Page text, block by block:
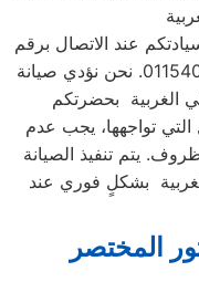
عند الاتصال برقم
خدمة كلفينيتور الموحَّد، وهو 01154008110. نحن نؤدي صيانة
تواجهها، يجب عدم
يتم تنفيذ الصيانة
بشكلٍ فوري عند
المختصر